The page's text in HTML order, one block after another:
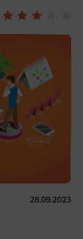
28.09.2023